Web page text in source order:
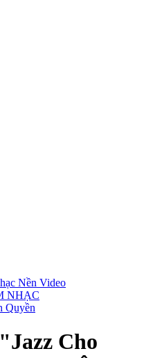
Nền Video
NHẠC
Quyền
Cho